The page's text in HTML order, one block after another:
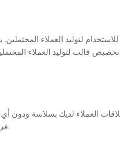
لتوليد العملاء
تخصيص قالب لتوليد العملاء
في التكامل. كما يتيح لك نظام التجارة الإلكترونية المتكامل إدارة المشتركين المدفوعين وتجديد اشتراكاتهم.